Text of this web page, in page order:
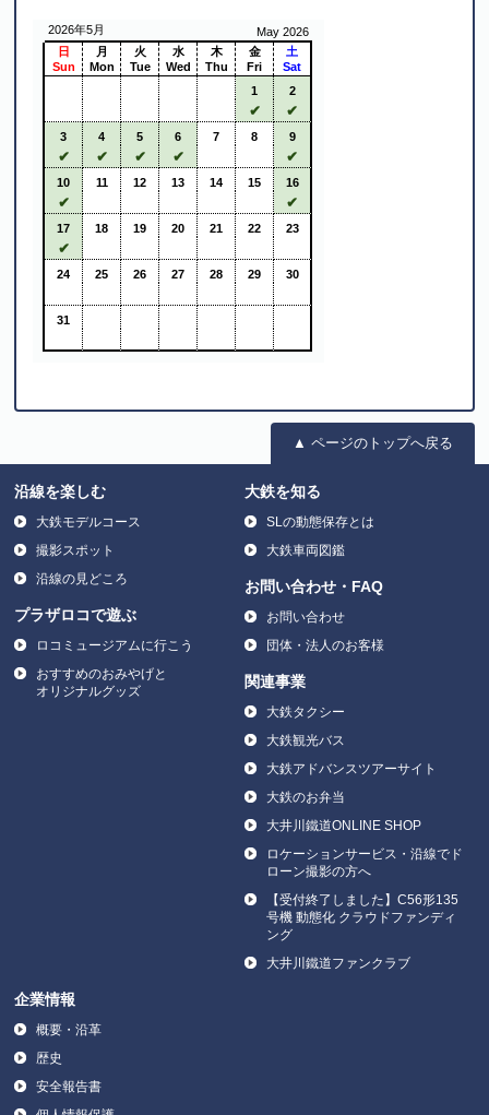
▲ ページのトップへ戻る
沿線を楽しむ
大鉄モデルコース
撮影スポット
沿線の見どころ
プラザロコで遊ぶ
ロコミュージアムに行こう
おすすめのおみやげと
オリジナルグッズ
大鉄を知る
SLの動態保存とは
大鉄車両図鑑
お問い合わせ・FAQ
お問い合わせ
団体・法人のお客様
関連事業
大鉄タクシー
大鉄観光バス
大鉄アドバンスツアーサイト
大鉄のお弁当
大井川鐵道ONLINE SHOP
ロケーションサービス・沿線でド
ローン撮影の方へ
【受付終了しました】C56形135
号機 動態化 クラウドファンディ
ング
大井川鐵道ファンクラブ
企業情報
概要・沿革
歴史
安全報告書